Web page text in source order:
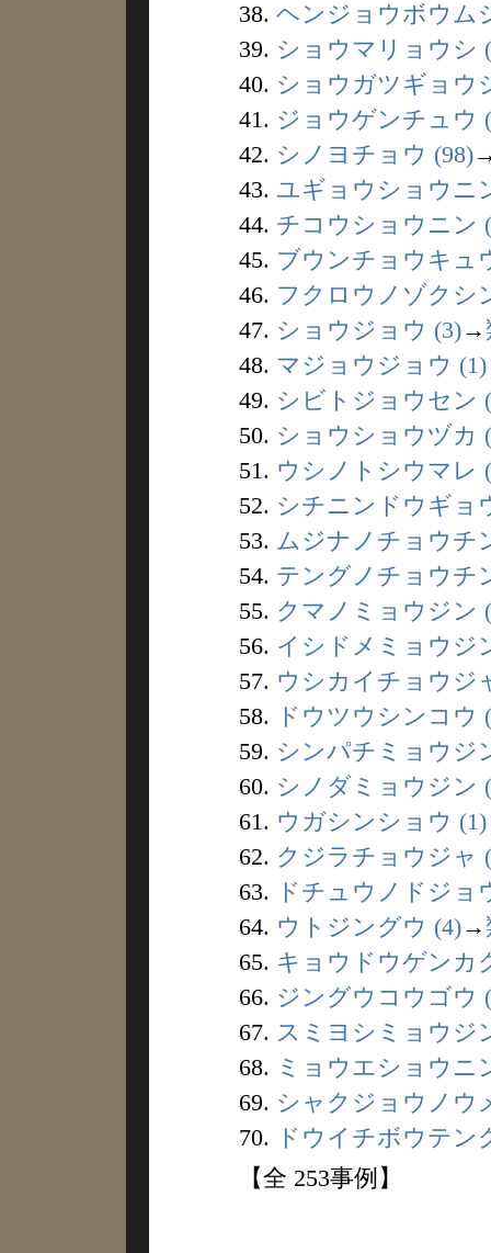
38. ヘンジョウボウム
39. ショウマリョウシ
40. ショウガツギョウ
41. ジョウゲンチュウ
42. シノヨチョウ (98)
43. ユギョウショウニ
44. チコウショウニン
45. ブウンチョウキュ
46. フクロウノゾクシ
47. ショウジョウ (3)→
48. マジョウジョウ (1)
49. シビトジョウセン
50. ショウショウヅカ
51. ウシノトシウマレ
52. シチニンドウギョ
53. ムジナノチョウチ
54. テングノチョウチ
55. クマノミョウジン
56. イシドメミョウジ
57. ウシカイチョウジ
58.
ドウツウシンコウ
59. シンパチミョウジ
60. シノダミョウジン
61. ウガシンショウ (1)
62. クジラチョウジャ
63.
ドチュウノドジョ
64. ウトジングウ (4)→
65. キョウドウゲンカ
66. ジングウコウゴウ
67. スミヨシミョウジ
68. ミョウエショウニ
69. シャクジョウノウ
70.
ドウイチボウテン
【全 253事例】